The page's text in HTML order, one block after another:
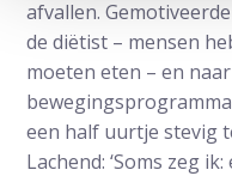
afvallen.
de diëtist – mensen
moeten eten – en
een half uurtje stevig
Lachend: ‘Soms zeg